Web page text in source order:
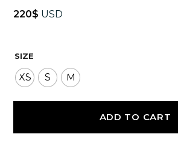
220$ USD
SIZE
XS S M
ADD TO CART